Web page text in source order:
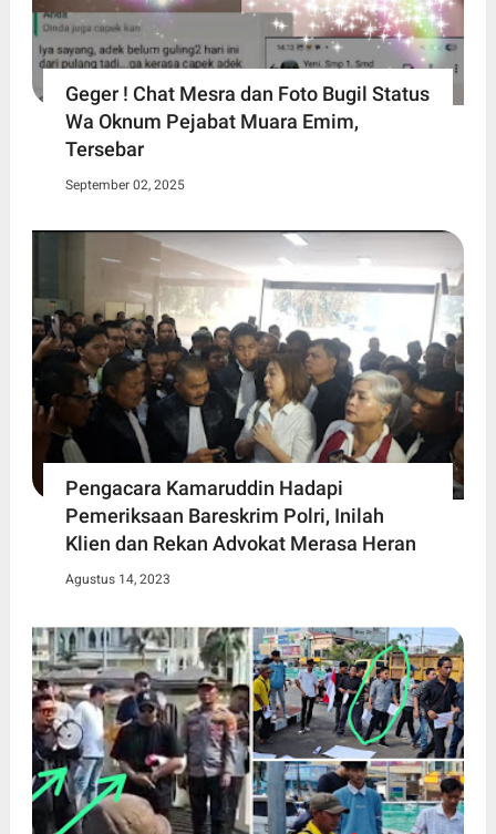
Geger ! Chat Mesra dan Foto Bugil Status
Wa Oknum Pejabat Muara Emim,
Tersebar
September 02, 2025
Pengacara Kamaruddin Hadapi
Pemeriksaan Bareskrim Polri, Inilah
Klien dan Rekan Advokat Merasa Heran
Agustus 14, 2023